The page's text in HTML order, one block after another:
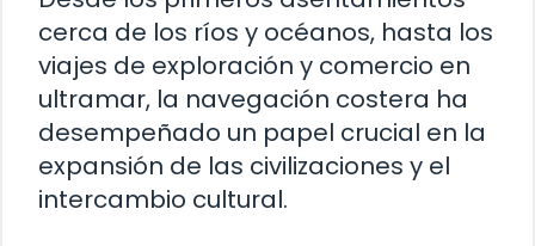
cerca de los ríos y océanos, hasta los
viajes de exploración y comercio en
ultramar, la navegación costera ha
desempeñado un papel crucial en la
expansión de las civilizaciones y el
intercambio cultural.